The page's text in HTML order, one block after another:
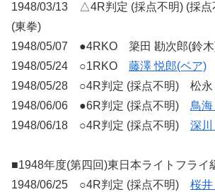
1948/03/13 △4R判定 (採点不明) (採
(東拳)
1948/05/07 ●4RKO 簗田 勘次郎(鈴
1948/05/24 ○1RKO 藤澤 悦郎(ベア)
1948/05/28 ○4R判定 (採点不明) 松永
1948/06/06 ●6R判定 (採点不明) 鳥
1948/06/18 ○4R判定 (採点不明) 深川
■1948年度(第四回)東日本ライトフライ
1948/06/25 ○4R判定 (採点不明) 桜井